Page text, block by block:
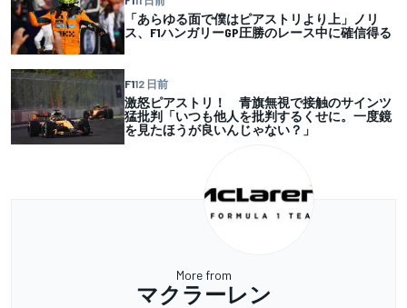
「あらゆる面で僕はピアストリより上」ノリ
ス、F1ハンガリーGP圧勝のレース中に確信得る
F112 日前
激怒ピアストリ！ 青旗無視で接触のサインツ
猛批判「いつも他人を批判するくせに。一度鏡
を見たほうが良いんじゃない？」
More from
マクラーレン